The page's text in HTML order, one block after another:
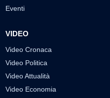
Eventi
VIDEO
Video Cronaca
Video Politica
Video Attualità
Video Economia